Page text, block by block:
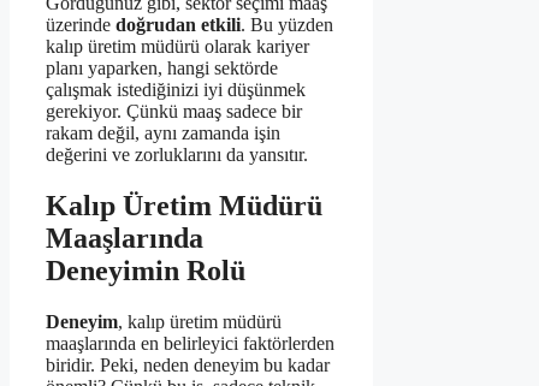
üzerinde doğrudan etkili. Bu yüzden
kalıp üretim müdürü olarak kariyer
planı yaparken, hangi sektörde
çalışmak istediğinizi iyi düşünmek
gerekiyor. Çünkü maaş sadece bir
rakam değil, aynı zamanda işin
değerini ve zorluklarını da yansıtır.
Kalıp Üretim Müdürü
Maaşlarında
Deneyimin Rolü
Deneyim, kalıp üretim müdürü
maaşlarında en belirleyici faktörlerden
biridir. Peki, neden deneyim bu kadar